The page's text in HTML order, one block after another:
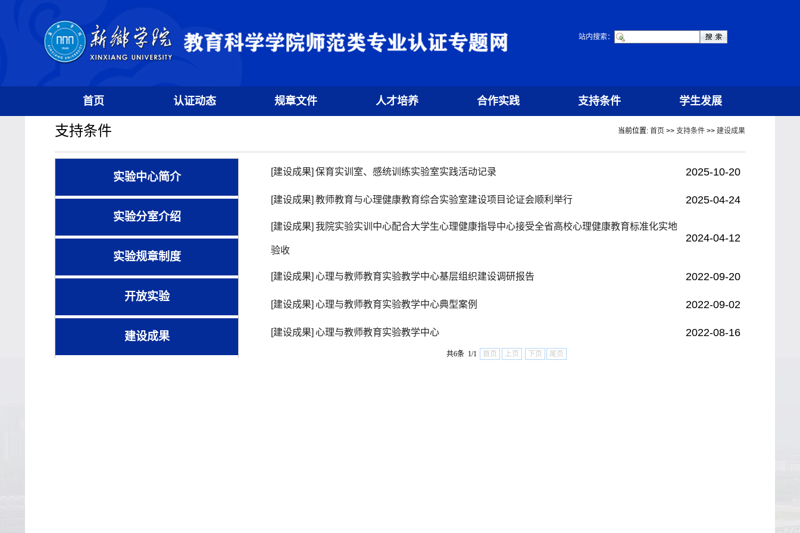
站内搜索：
首页 认证动态 规章文件 人才培养 合作实践 支持条件 学生发展
支持条件 当前位置: 首页 >> 支持条件 >> 建设成果
实验中心简介
实验分室介绍
实验规章制度
开放实验
建设成果
[建设成果] 保育实训室、感统训练实验室实践活动记录 2025-10-20
[建设成果] 教师教育与心理健康教育综合实验室建设项目论证会顺利举行 2025-04-24
[建设成果] 我院实验实训中心配合大学生心理健康指导中心接受全省高校心理健康教育标准化实地
验收
2024-04-12
[建设成果] 心理与教师教育实验教学中心基层组织建设调研报告 2022-09-20
[建设成果] 心理与教师教育实验教学中心典型案例 2022-09-02
[建设成果] 心理与教师教育实验教学中心 2022-08-16
共6条 1/1 首页 上页 下页 尾页